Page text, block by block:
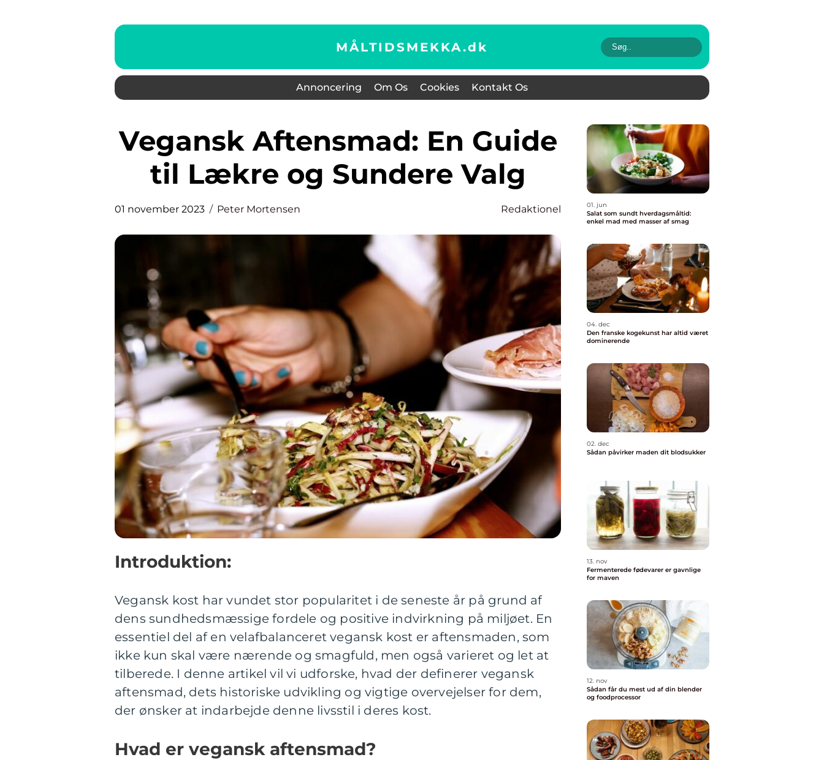
MÅLTIDSMEKKA.dk
Annoncering Om Os Cookies Kontakt Os
Vegansk Aftensmad: En Guide
til Lækre og Sundere Valg
01 november 2023 Peter Mortensen Redaktionel
Introduktion:
Vegansk kost har vundet stor popularitet i de seneste år på grund af
dens sundhedsmæssige fordele og positive indvirkning på miljøet. En
essentiel del af en velafbalanceret vegansk kost er aftensmaden, som
ikke kun skal være nærende og smagfuld, men også varieret og let at
tilberede. I denne artikel vil vi udforske, hvad der definerer vegansk
aftensmad, dets historiske udvikling og vigtige overvejelser for dem,
der ønsker at indarbejde denne livsstil i deres kost.
Hvad er vegansk aftensmad?
01. jun
Salat som sundt hverdagsmåltid:
enkel mad med masser af smag
04. dec
Den franske kogekunst har altid været
dominerende
02. dec
Sådan påvirker maden dit blodsukker
13. nov
Fermenterede fødevarer er gavnlige
for maven
12. nov
Sådan får du mest ud af din blender
og foodprocessor